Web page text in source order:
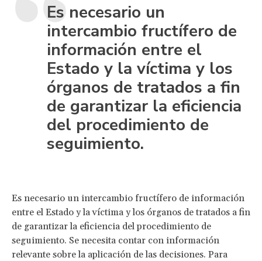
Es necesario un
intercambio fructífero de
información entre el
Estado y la víctima y los
órganos de tratados a fin
de garantizar la eficiencia
del procedimiento de
seguimiento.
Es necesario un intercambio fructífero de información
entre el Estado y la víctima y los órganos de tratados a fin
de garantizar la eficiencia del procedimiento de
seguimiento. Se necesita contar con información
relevante sobre la aplicación de las decisiones. Para